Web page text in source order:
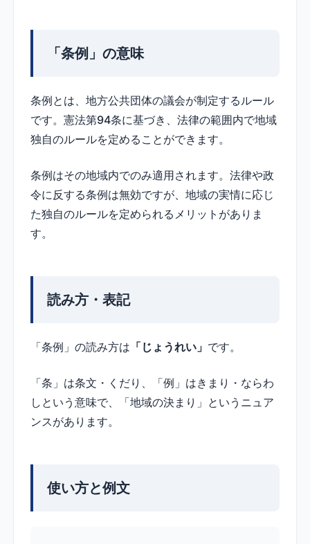
「条例」の意味
条例とは、地方公共団体の議会が制定するルール
です。憲法第94条に基づき、法律の範囲内で地域
独自のルールを定めることができます。
条例はその地域内でのみ適用されます。法律や政
令に反する条例は無効ですが、地域の実情に応じ
た独自のルールを定められるメリットがありま
す。
読み方・表記
「条例」の読み方は 「じょうれい」 です。
「条」は条文・くだり、「例」はきまり・ならわ
しという意味で、「地域の決まり」というニュア
ンスがあります。
使い方と例文